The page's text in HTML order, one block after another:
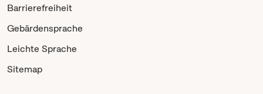
Barrierefreiheit
Gebärdensprache
Leichte Sprache
Sitemap